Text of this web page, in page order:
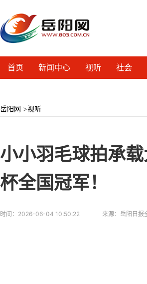
首页 新闻中心 视听 社会
岳阳网 >视听
小小羽毛球拍承
杯全国冠军！
时间： 2026-06-04 10:50:22 来源： 岳阳日报